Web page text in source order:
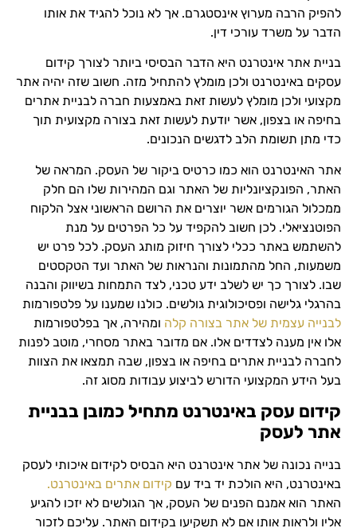
להפיק הרבה מערוץ אינסטגרם. אך לא נוכל להגיד את אותו
הדבר על משרד עורכי דין.
בניית אתר אינטרנט היא הדבר הבסיסי ביותר לצורך קידום
עסקים באינטרנט ולכן מומלץ להתחיל מזה. חשוב שזה יהיה אתר
מקצועי ולכן מומלץ לעשות זאת באמצעות חברה לבניית אתרים
בחיפה או בצפון, אשר יודעת לעשות זאת בצורה מקצועית תוך
כדי מתן תשומת הלב לדגשים הנכונים.
אתר האינטרנט הוא כמו כרטיס ביקור של העסק. המראה של
האתר, הפונקציונליות של האתר וגם המהירות שלו הם חלק
ממכלול הגורמים אשר יוצרים את הרושם הראשוני אצל הלקוח
הפוטנציאלי. לכן חשוב להקפיד על כל הפרטים על מנת
להשתמש באתר ככלי לצורך חיזוק מותג העסק. לכל פרט יש
משמעות, החל מהתמונות והנראות של האתר ועד הטקסטים
שבו. לצורך כך יש לשלב ידע טכני, לצד התמחות בשיווק והבנה
בהרגלי גלישה ופסיכולוגית גולשים. כולנו שמענו על פלטפורמות
לבנייה עצמית של אתר בצורה קלה ומהירה, אך בפלטפורמות
אלו אין מענה לצדדים אלו. אם מדובר באתר מסחרי, מוטב לפנות
לחברה לבניית אתרים בחיפה או בצפון, שבה תמצאו את הצוות
בעל הידע המקצועי הדורש לביצוע עבודות מסוג זה.
קידום עסק באינטרנט מתחיל כמובן בבניית
אתר לעסק
בנייה נכונה של אתר אינטרנט היא הבסיס לקידום איכותי לעסק
באינטרנט, היא הולכת יד ביד עם קידום אתרים באינטרנט.
האתר הוא אמנם הפנים של העסק, אך הגולשים לא יזכו להגיע
אליו ולראות אותו אם לא תשקיעו בקידום האתר. עליכם לזכור